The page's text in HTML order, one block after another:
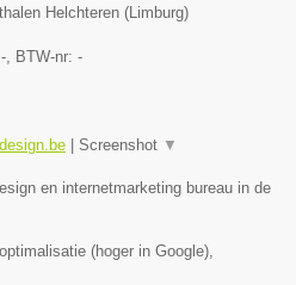
Helchteren (Limburg)
-, BTW-nr: -
Screenshot ▼
en internetmarketing bureau in de
(hoger in Google),